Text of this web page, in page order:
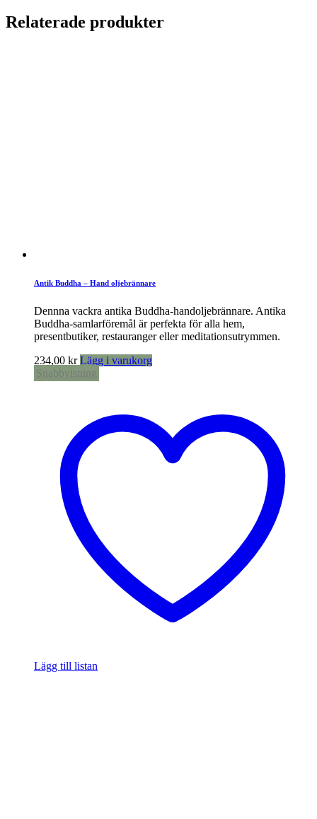
Relaterade produkter
Antik Buddha – Hand oljebrännare
Dennna vackra antika Buddha-handoljebrännare. Antika
Buddha-samlarföremål är perfekta för alla hem,
presentbutiker, restauranger eller meditationsutrymmen.
234,00 kr Lägg i varukorg
Snabbvisning
Lägg till listan